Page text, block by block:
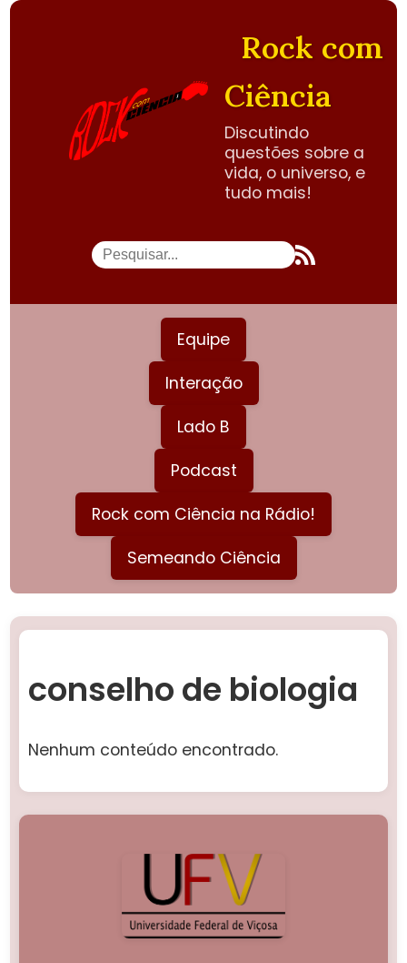
Rock com
Ciência
Discutindo
questões sobre a
vida, o universo, e
tudo mais!
Equipe
Interação
Lado B
Podcast
Rock com Ciência na Rádio!
Semeando Ciência
conselho de biologia
Nenhum conteúdo encontrado.